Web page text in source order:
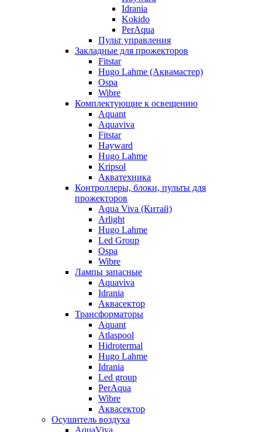
Idrania
Kokido
PerAqua
Пульт управления
Закладные для прожекторов
Fitstar
Hugo Lahme (Аквамастер)
Ospa
Wibre
Комплектующие к освещению
Aquant
Aquaviva
Fitstar
Hayward
Hugo Lahme
Kripsol
Акватехника
Контроллеры, блоки, пульты для
прожекторов
Aqua Viva (Китай)
Arlight
Hugo Lahme
Led Group
Ospa
Wibre
Лампы запасные
Aquaviva
Idrania
Аквасектор
Трансформаторы
Aquant
Atlaspool
Hidrotermal
Hugo Lahme
Idrania
Led group
PerAqua
Wibre
Аквасектор
Осушитель воздуха
AquaViva